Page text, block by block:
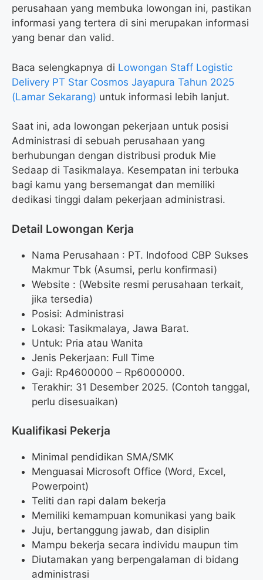
perusahaan yang membuka lowongan ini, pastikan
informasi yang tertera di sini merupakan informasi
yang benar dan valid.
Baca selengkapnya di Lowongan Staff Logistic
Delivery PT Star Cosmos Jayapura Tahun 2025
(Lamar Sekarang) untuk informasi lebih lanjut.
Saat ini, ada lowongan pekerjaan untuk posisi
Administrasi di sebuah perusahaan yang
berhubungan dengan distribusi produk Mie
Sedaap di Tasikmalaya. Kesempatan ini terbuka
bagi kamu yang bersemangat dan memiliki
dedikasi tinggi dalam pekerjaan administrasi.
Detail Lowongan Kerja
Nama Perusahaan : PT. Indofood CBP Sukses
Makmur Tbk (Asumsi, perlu konfirmasi)
Website : (Website resmi perusahaan terkait,
jika tersedia)
Posisi: Administrasi
Lokasi: Tasikmalaya, Jawa Barat.
Untuk: Pria atau Wanita
Jenis Pekerjaan: Full Time
Gaji: Rp4600000 – Rp6000000.
Terakhir: 31 Desember 2025. (Contoh tanggal,
perlu disesuaikan)
Kualifikasi Pekerja
Minimal pendidikan SMA/SMK
Menguasai Microsoft Office (Word, Excel,
Powerpoint)
Teliti dan rapi dalam bekerja
Memiliki kemampuan komunikasi yang baik
Juju, bertanggung jawab, dan disiplin
Mampu bekerja secara individu maupun tim
Diutamakan yang berpengalaman di bidang
administrasi